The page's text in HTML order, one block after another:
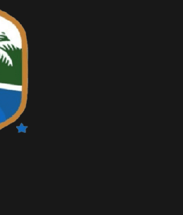
y Ordenamiento Territorial -
- PAC
- POA
y balances